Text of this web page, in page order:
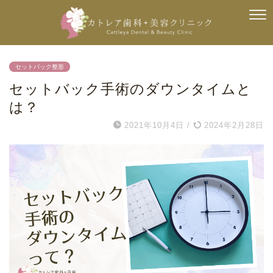
セットバック整形
セットバック手術のダウンタイムと
は？
2021年10月4日 / 2024年2月28日